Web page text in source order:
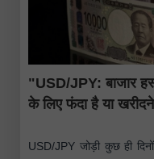
"USD/JPY: बाजार
के लिए फंदा है या
USD/JPY जोड़ी कुछ ही